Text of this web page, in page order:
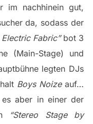
im nachhinein gut,
da, sodass der
Electric Fabric”bot 3
(Main-Stage) und
legten DJs
Boys Noizeauf…
aber in einer der
“Stereo Stage by